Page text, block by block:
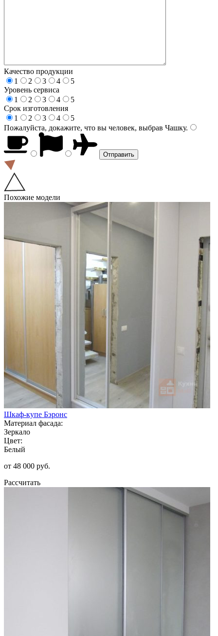
Качество продукции
1
2 3 4
5
Уровень сервиса
1
2 3 4
5
Срок изготовления
1
2 3 4
5
Пожалуйста, докажите, что вы человек, выбрав Чашку.
Похожие модели
Шкаф-купе Бэронс
Материал фасада:
Зеркало
Цвет:
Белый
от 48 000 руб.
Рассчитать